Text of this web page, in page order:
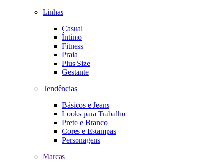
Linhas
Casual
Íntimo
Fitness
Praia
Plus Size
Gestante
Tendências
Básicos e Jeans
Looks para Trabalho
Preto e Branco
Cores e Estampas
Personagens
Marcas